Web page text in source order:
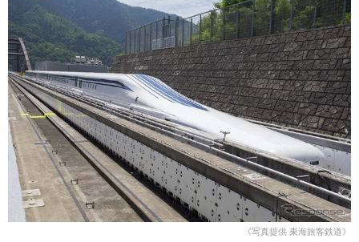
九州 沖縄
注目の記事
ショップレポート 愛車 File
自動車豆知識 ストップ！不具合修理＆粗悪修理
鈑金・塗装
ディテイリング
ディテイリング 洗車
ヘッドライト磨き コーティング
フィルム・ラッピング
鈑金・塗装
小キズ直し 防錆
特集記事
ストップ 不具合修理＆粗悪修理
カーメーカー「旧車」関連プロジェ
クト
ショップ紹介
ショップレポート プロショップ検索
レストア
《写真提供 東海旅客鉄道》